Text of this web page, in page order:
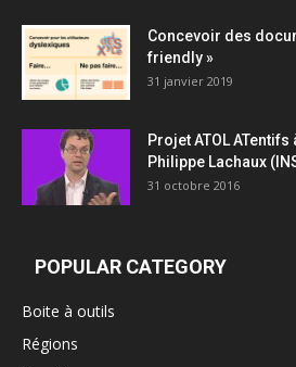
Concevoir des
friendly »
31 janvier 2019
Projet ATOL ATentifs
Philippe Lachaux
31 octobre 2016
POPULAR CATEGORY
Boite à outils
Régions